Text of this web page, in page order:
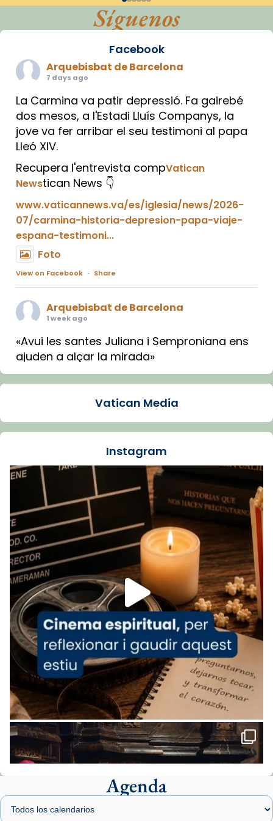
Síguenos
Facebook
Arquebisbat de Barcelona
7 days ago
La Carmina va patir depressió. Fa gairebé
dos mesos, a l'Estadi Lluís Companys, la
jove va fer arribar el seu testimoni al papa
Lleó XIV.
Recupera l'entrevista compVatican
Newstican News 👇
www.vaticannews.va/es/iglesia/news/2026-
07/carmina-historia-depresion-papa-viaje-
espana-testimoni...
Foto
View on Facebook · Share
Arquebisbat de Barcelona
1 week ago
«Avui les santes Juliana i Semproniana ens
ajuden a alçar la mirada»
Mons. Sergi Gordo, bisbe de Tortosa, ha
Santes de Mataró.
🔗tinyurl.com/cvu5jmbk
Foto
View on Facebook Share
Arquebisbat de Barcelonais at Catedral
de Barcelona.
1 week ago
Aquest dilluns, 27 de juliol, ha tingut lloc la
missa d’acció de gràcies en agraïment al
comitè organitzador de la visita apostòlica
del Sant Pare Lleó XIV a Barcelona, i als
col·laboradors, a la Catedral de Barcelona.
L’arquebisbe de Barcelona, el cardenal Joan
Josep Omella, ha presidit la missa i l’ha
concelebrat el bisbe auxiliar de Barcelona,
Mons. David Abadías.
📸 Dr. G. Simón
Foto
View on Facebook Share
Arquebisbat de Barcelona
1 week ago
Vatican Media
Instagram
Agenda